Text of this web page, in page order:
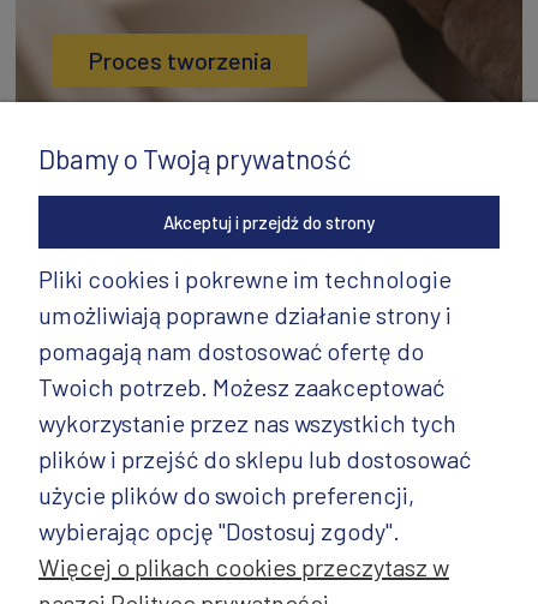
Proces tworzenia
INFORMACJE
PRODUKTY CD.
POZOSTAŁE
Dbamy o Twoją prywatność
Akceptuj i przejdź do strony
Pliki cookies i pokrewne im technologie
umożliwiają poprawne działanie strony i
pomagają nam dostosować ofertę do
Twoich potrzeb. Możesz zaakceptować
wykorzystanie przez nas wszystkich tych
plików i przejść do sklepu lub dostosować
użycie plików do swoich preferencji,
wybierając opcję "Dostosuj zgody".
Więcej o plikach cookies przeczytasz w